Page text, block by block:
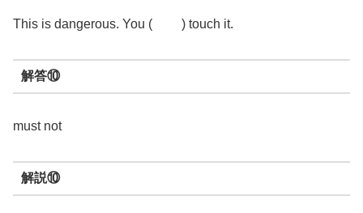
This is dangerous. You ( ) touch it.
解答⑩
must not
解説⑩